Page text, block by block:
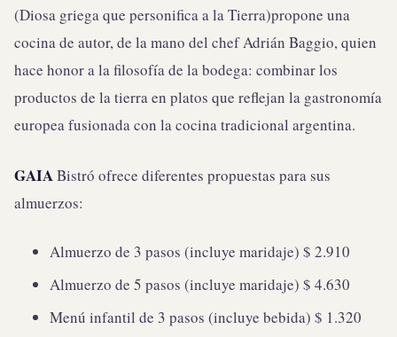
(Diosa griega que personifica a la Tierra)propone una
cocina de autor, de la mano del chef Adrián Baggio, quien
hace honor a la filosofía de la bodega: combinar los
productos de la tierra en platos que reflejan la gastronomía
europea fusionada con la cocina tradicional argentina.
GAIABistró ofrece diferentes propuestas para sus
almuerzos:
Almuerzo de 3 pasos (incluye maridaje) $ 2.910
Almuerzo de 5 pasos (incluye maridaje) $ 4.630
Menú infantil de 3 pasos (incluye bebida) $ 1.320